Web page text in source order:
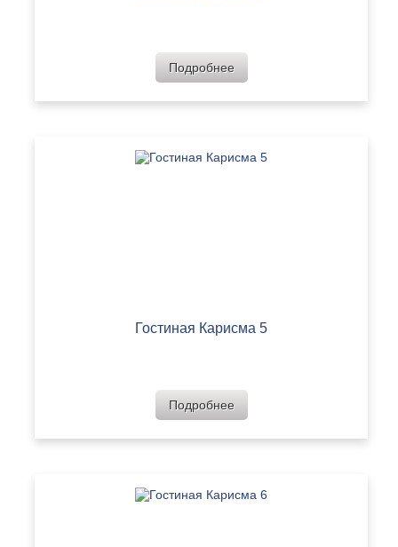
Подробнее
Гостиная Карисма 5
Подробнее